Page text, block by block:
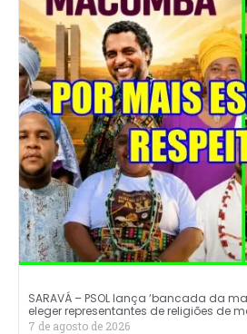
SARAVÁ – PSOL lança ‘bancada da
eleger representantes de religiões de
7 de agosto de 2026